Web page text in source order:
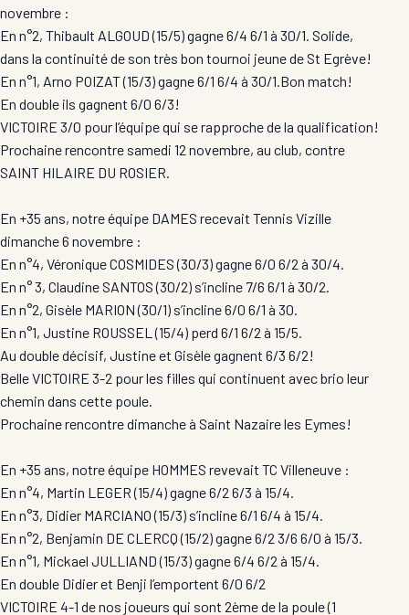
novembre :
En n°2, Thibault ALGOUD (15/5) gagne 6/4 6/1 à 30/1. Solide,
dans la continuité de son très bon tournoi jeune de St Egrève!
En n°1, Arno POIZAT (15/3) gagne 6/1 6/4 à 30/1.Bon match!
En double ils gagnent 6/0 6/3!
VICTOIRE 3/0 pour l’équipe qui se rapproche de la qualification!
Prochaine rencontre samedi 12 novembre, au club, contre
SAINT HILAIRE DU ROSIER.
En +35 ans, notre équipe DAMES recevait Tennis Vizille
dimanche 6 novembre :
En n°4, Véronique COSMIDES (30/3) gagne 6/0 6/2 à 30/4.
En n° 3, Claudine SANTOS (30/2) s’incline 7/6 6/1 à 30/2.
En n°2, Gisèle MARION (30/1) s’incline 6/0 6/1 à 30.
En n°1, Justine ROUSSEL (15/4) perd 6/1 6/2 à 15/5.
Au double décisif, Justine et Gisèle gagnent 6/3 6/2!
Belle VICTOIRE 3-2 pour les filles qui continuent avec brio leur
chemin dans cette poule.
Prochaine rencontre dimanche à Saint Nazaire les Eymes!
En +35 ans, notre équipe HOMMES revevait TC Villeneuve :
En n°4, Martin LEGER (15/4) gagne 6/2 6/3 à 15/4.
En n°3, Didier MARCIANO (15/3) s’incline 6/1 6/4 à 15/4.
En n°2, Benjamin DE CLERCQ (15/2) gagne 6/2 3/6 6/0 à 15/3.
En n°1, Mickael JULLIAND (15/3) gagne 6/4 6/2 à 15/4.
En double Didier et Benji l’emportent 6/0 6/2
VICTOIRE 4-1 de nos joueurs qui sont 2ème de la poule (1